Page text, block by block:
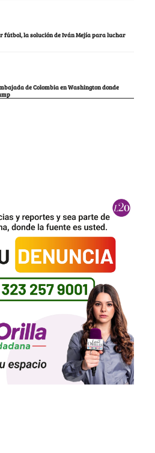
fútbol, la solución de Iván Mejía para luchar
de Colombia en Washington donde